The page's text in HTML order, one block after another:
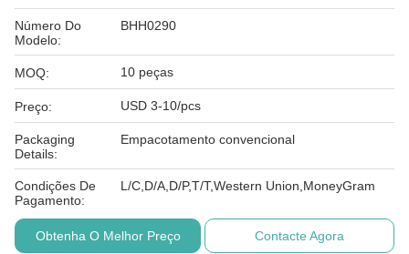
Número Do
Modelo:
BHH0290
MOQ: 10 peças
Preço: USD 3-10/pcs
Packaging
Details:
Empacotamento convencional
Condições De
Pagamento:
L/C,D/A,D/P,T/T,Western Union,MoneyGram
Obtenha O Melhor Preço Contacte Agora